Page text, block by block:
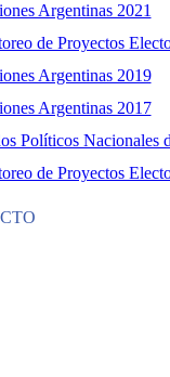
Argentinas 2021
de Proyectos
Argentinas 2019
Argentinas 2017
Políticos Nacionales
de Proyectos